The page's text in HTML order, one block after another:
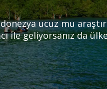
ucuz mu
ile geliyorsanız da